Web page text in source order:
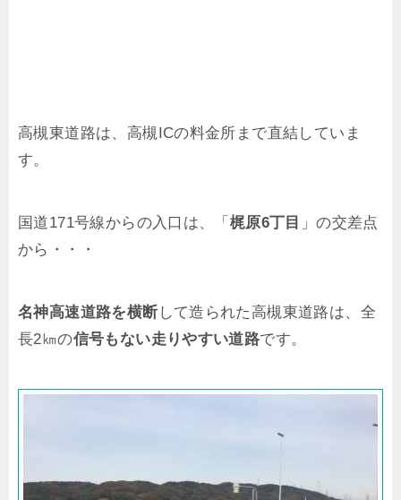
高槻東道路は、高槻ICの料金所まで直結していま
す。
国道171号線からの入口は、「 梶原6丁目 」の交差点
から・・・
名神高速道路を横断 して造られた高槻東道路は、全
長2㎞の信号もない走りやすい道路です。